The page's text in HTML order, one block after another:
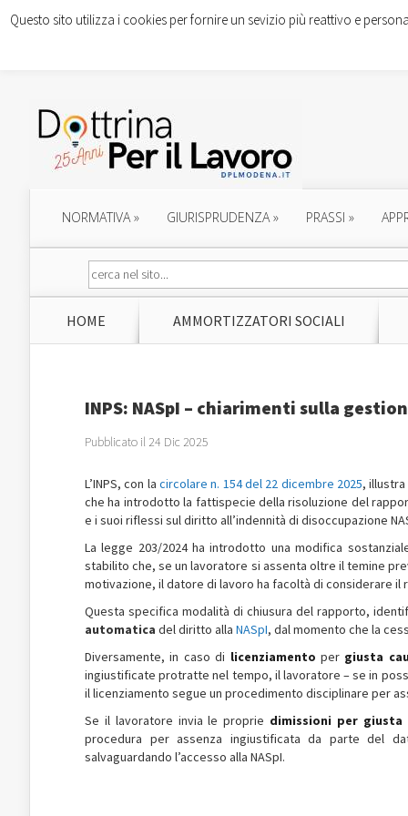
NORMATIVA» GIURISPRUDENZA» PRASSI »
HOME AMMORTIZZATORI SOCIALI
INPS: NASpI – chiarimenti sulla
Pubblicato il 24 Dic 2025
L’INPS, con la circolare n. 154 del 22 dicembre 2025,
che ha introdotto la fattispecie della risoluzione del
e i suoi riflessi sul diritto all’indennità di disoccupazione
La legge 203/2024 ha introdotto una modifica
stabilito che, se un lavoratore si assenta oltre il temine
motivazione, il datore di lavoro ha facoltà di considerare
Questa specifica modalità di chiusura del rapporto,
automatica del diritto alla NASpI, dal momento che la
Diversamente, in caso di licenziamento per giusta
ingiustificate protratte nel tempo, il lavoratore – se in
il licenziamento segue un procedimento disciplinare per
Se il lavoratore invia le proprie dimissioni per giusta
procedura per assenza ingiustificata da parte del
salvaguardando l’accesso alla NASpI.
Questo sito utilizza i cookies per fornire un sevizio più reattivo e